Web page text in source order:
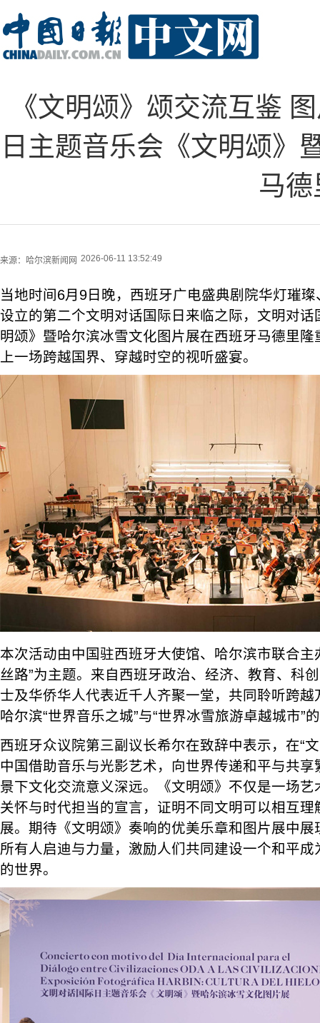
《文明颂》颂交流互鉴
日主题音乐会《文明颂》
马
来源： 哈尔滨新闻网 2026-06-11 13:52:49
当地时间6月9日晚，西班牙广电盛典剧院华灯璀
设立的第二个文明对话国际日来临之际，文明对
明颂》暨哈尔滨冰雪文化图片展在西班牙马德里
上一场跨越国界、穿越时空的视听盛宴。
本次活动由中国驻西班牙大使馆、哈尔滨市联合主
丝路”为主题。来自西班牙政治、经济、教育、科
士及华侨华人代表近千人齐聚一堂，共同聆听跨
哈尔滨“世界音乐之城”与“世界冰雪旅游卓越城市”
西班牙众议院第三副议长希尔在致辞中表示，在“
中国借助音乐与光影艺术，向世界传递和平与共
景下文化交流意义深远。《文明颂》不仅是一场
关怀与时代担当的宣言，证明不同文明可以相互
展。期待《文明颂》奏响的优美乐章和图片展中
所有人启迪与力量，激励人们共同建设一个和平
的世界。